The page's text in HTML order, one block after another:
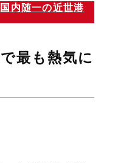
内随一の近世港
最も熱気に